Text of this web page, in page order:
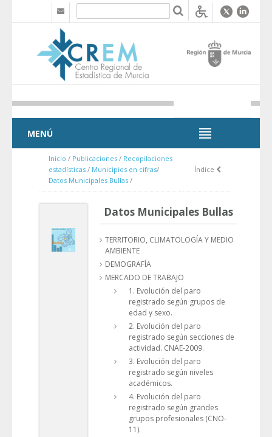
Saltar al contenido
MENÚ
Inicio / Publicaciones / Recopilaciones
estadísticas / Municipios en cifras/
Datos Municipales Bullas /
Índice
Datos Municipales Bullas
TERRITORIO, CLIMATOLOGÍA Y MEDIO
AMBIENTE
DEMOGRAFÍA
MERCADO DE TRABAJO
1. Evolución del paro
registrado según grupos de
edad y sexo.
2. Evolución del paro
registrado según secciones de
actividad. CNAE-2009.
3. Evolución del paro
registrado según niveles
académicos.
4. Evolución del paro
registrado según grandes
grupos profesionales (CNO-
11).